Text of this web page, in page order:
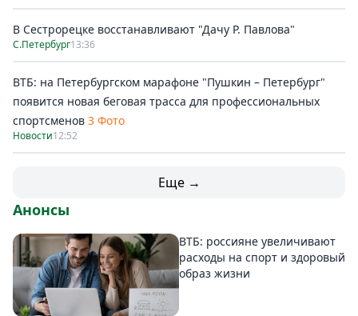
В Сестрорецке восстанавливают "Дачу Р. Павлова"
С.Петербург13:36
ВТБ: на Петербургском марафоне "Пушкин – Петербург"
появится новая беговая трасса для профессиональных
спортсменов 3 Фото
Новости12:52
Еще →
Анонсы
ВТБ: россияне увеличивают
расходы на спорт и здоровый
образ жизни